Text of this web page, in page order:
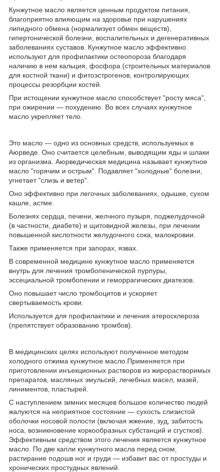
Кунжутное масло является ценным продуктом питания,
благоприятно влияющим на здоровье при нарушениях
липидного обмена (нормализует обмен веществ),
гипертонической болезни, воспалительных и дегенеративных
заболеваниях суставов. Кунжутное масло эффективно
используют для профилактики остеопороза благодаря
наличию в нем кальция, фосфора (строительных материалов
для костной ткани) и фитоэстрогенов, контролирующих
процессы резорбции костей.
При истощении кунжутное масло способствует "росту мяса",
при ожирении — похудению. Во всех случаях кунжутное
масло укрепляет тело.
Это масло — одно из основных средств, используемых в
Аюрведе. Оно считается целебным, выводящим яды и шлаки
из организма. Аюрведическая медицина называет кунжутное
масло "горячим и острым". Подавляет "холодные" болезни,
угнетает "слизь и ветер".
Оно эффективно при легочных заболеваниях, одышке, сухом
кашле, астме.
Болезнях сердца, печени, желчного пузыря, поджелудочной
(в частности, диабете) и щитовидной железы, при лечении
повышенной кислотности желудочного сока, малокровии.
Также применяется при запорах, язвах.
В современной медицине кунжутное масло применяется
внутрь для лечения тромбопенической пурпуры,
эссециальной тромбопении и геморрагических диатезов.
Оно повышает число тромбоцитов и ускоряет
свертываемость крови.
Используется для профилактики и лечения атеросклероза
(препятствует образованию тромбов).
В медицинских целях используют полученное методом
холодного отжима кунжутное масло.Применяется при
приготовлении инъекционных растворов из жирорастворимых
препаратов, масляных эмульсий, лечебных масел, мазей,
линиментов, пластырей.
С наступлением зимних месяцев большое количество людей
жалуются на неприятное состояние — сухость слизистой
оболочки носовой полости (включая жжение, зуд, забитость
носа, возникновение коркообразных субстанций и сгустков).
Эффективным средством этого лечения является кунжутное
масло. По две капли кунжутного масла перед сном,
растирание подошв ног и груди — избавит вас от простуды и
хронических простудных явлений.